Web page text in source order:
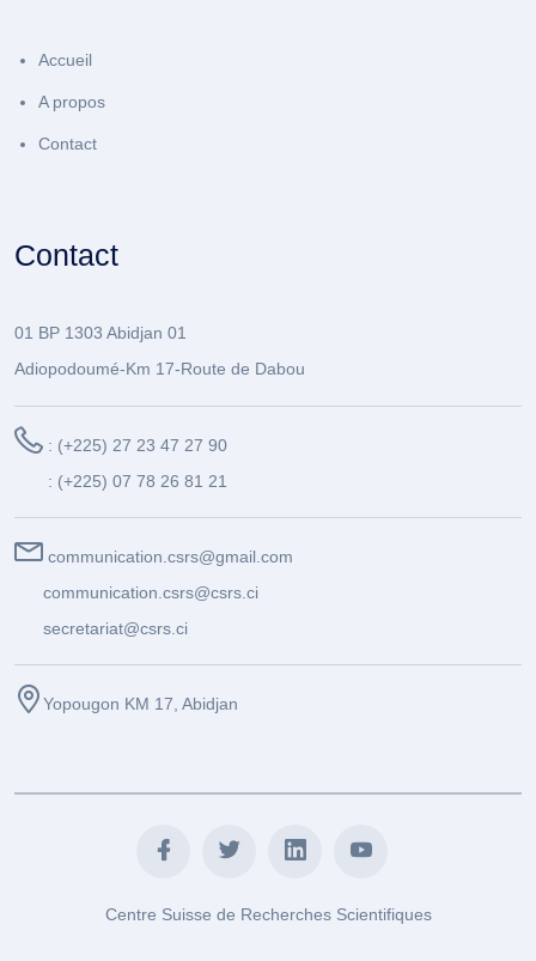
Accueil
A propos
Contact
Contact
01 BP 1303 Abidjan 01
Adiopodoumé-Km 17-Route de Dabou
: (+225) 27 23 47 27 90
: (+225) 07 78 26 81 21
communication.csrs@gmail.com
communication.csrs@csrs.ci
secretariat@csrs.ci
Yopougon KM 17, Abidjan
Centre Suisse de Recherches Scientifiques